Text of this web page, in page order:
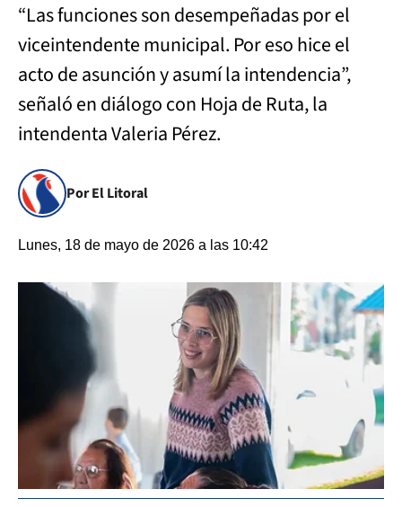
“Las funciones son desempeñadas por el
viceintendente municipal. Por eso hice el
acto de asunción y asumí la intendencia”,
señaló en diálogo con Hoja de Ruta, la
intendenta Valeria Pérez.
Por El Litoral
Lunes, 18 de mayo de 2026 a las 10:42